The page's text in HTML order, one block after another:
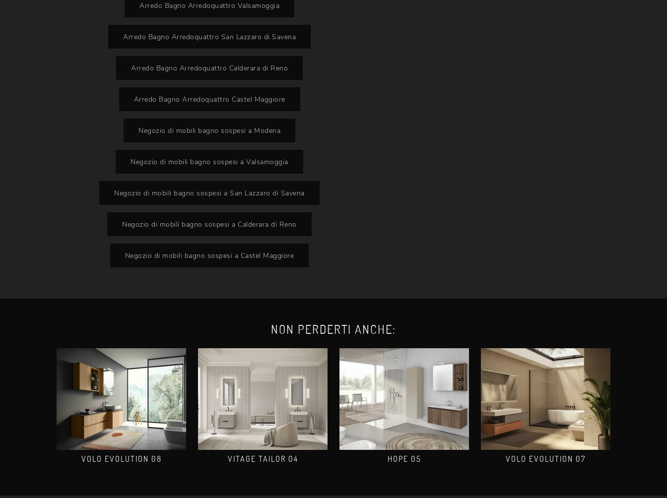
Arredo Bagno Arredoquattro Valsamoggia
Arredo Bagno Arredoquattro San Lazzaro di Savena
Arredo Bagno Arredoquattro Calderara di Reno
Arredo Bagno Arredoquattro Castel Maggiore
Negozio di mobili bagno sospesi a Modena
Negozio di mobili bagno sospesi a Valsamoggia
Negozio di mobili bagno sospesi a San Lazzaro di Savena
Negozio di mobili bagno sospesi a Calderara di Reno
Negozio di mobili bagno sospesi a Castel Maggiore
NON PERDERTI ANCHE:
VOLO EVOLUTION 08 VITAGE TAILOR 04 HOPE 05 VOLO EVOLUTION 07